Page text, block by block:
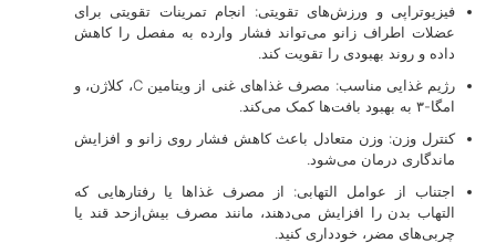
فیزیوتراپی و ورزش‌های تقویتی: انجام تمرینات تقویتی برای
عضلات اطراف زانو می‌تواند فشار وارده به مفصل را کاهش
داده و روند بهبودی را تقویت کند.
رژیم غذایی مناسب: مصرف غذاهای غنی از ویتامین C، کلاژن، و
امگا-۳ به بهبود بافت‌ها کمک می‌کند.
کنترل وزن: وزن متعادل باعث کاهش فشار روی زانو و افزایش
ماندگاری درمان می‌شود.
اجتناب از عوامل التهابی: از مصرف غذاها یا رفتارهایی که
التهاب بدن را افزایش می‌دهند، مانند مصرف بیش‌ازحد قند یا
چربی‌های مضر، خودداری کنید.